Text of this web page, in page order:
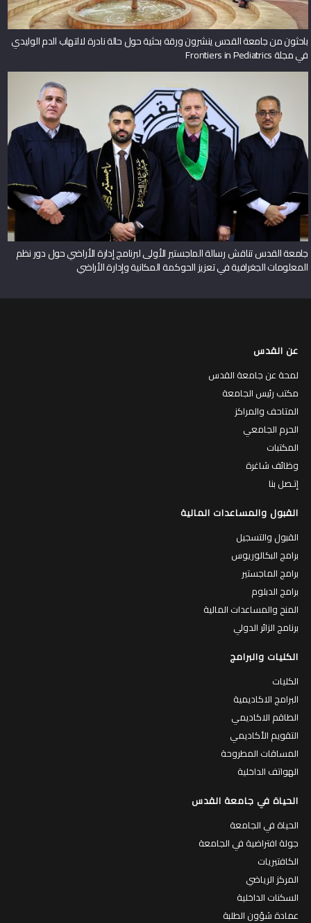
باحثون من جامعة القدس ينشرون ورقة بحثية حول حالة نادرة لالتهاب الدم الوليدي
في مجلة Frontiers in Pediatrics
جامعة القدس تناقش رسالة الماجستير الأولى لبرنامج إدارة الأراضي حول دور نظم
المعلومات الجغرافية في تعزيز الحوكمة المكانية وإدارة الأراضي
عن القدس
لمحة عن جامعة القدس
مكتب رئيس الجامعة
المتاحف والمراكز
الحرم الجامعي
المكتبات
وظائف شاغرة
إتـصل بنا
القبول والمساعدات المالية
القبول والتسجيل
برامج البكالوريوس
برامج الماجستير
برامج الدبلوم
المنح والمساعدات المالية
برنامج الزائر الدولي
الكليات والبرامج
الكليات
البرامج الاكاديمية
الطاقم الاكاديمي
التقويم الأكاديمي
المساقات المطروحة
الهواتف الداخلية
الحياة في جامعة القدس
الحياة في الجامعة
جولة افتراضية في الجامعة
الكافتيريات
المركز الرياضي
السكنات الداخلية
عمادة شؤون الطلبة